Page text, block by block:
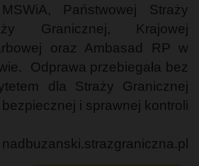
Państwowej Straży
Granicznej, Krajowej
oraz Ambasad RP w
Odprawa przebiegała bez
dla Straży Granicznej
bezpiecznej i sprawnej kontroli
nadbuzanski.strazgraniczna.pl